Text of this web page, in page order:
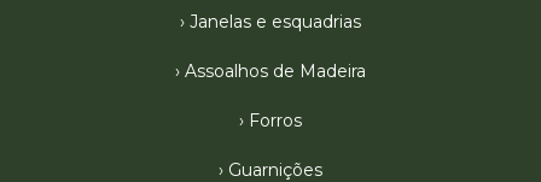
Janelas e esquadrias
Assoalhos de Madeira
Forros
Guarnições